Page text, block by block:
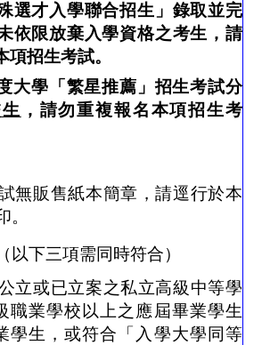
選才入學聯合招生」錄取並完
依限放棄入學資格之考生，請
招生考試。
大學「繁星推薦」招生考試分
，請勿重複報名本項招生考
無販售紙本簡章，請逕行於本
。
以下三項需同時符合）
立或已立案之私立高級中等學
職業學校以上之 應屆畢業學生
學生，或符合「入學大學同等